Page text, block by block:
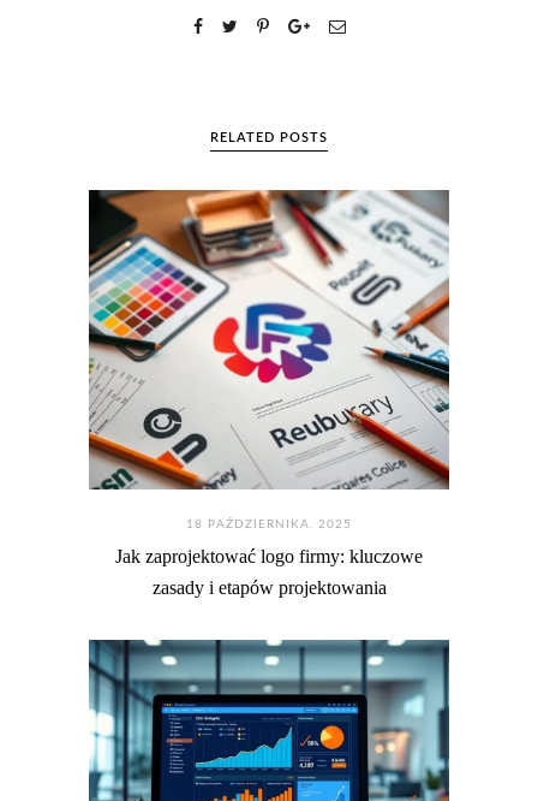
RELATED POSTS
18 PAŹDZIERNIKA. 2025
Jak zaprojektować logo firmy: kluczowe
zasady i etapów projektowania